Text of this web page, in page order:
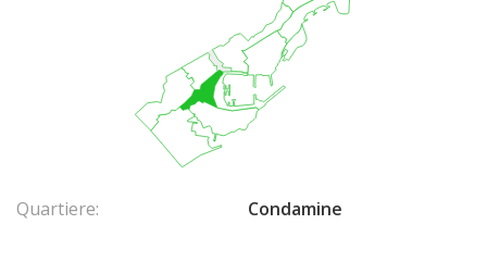
Quartiere: Condamine